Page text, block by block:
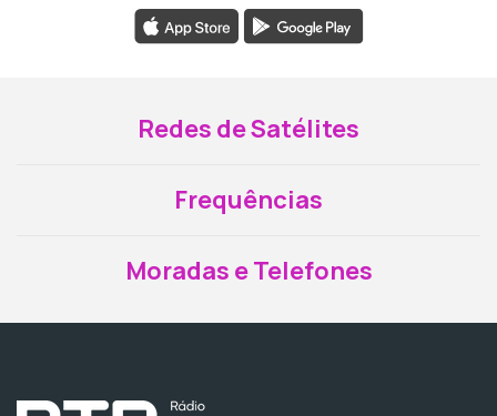
Redes de Satélites
Frequências
Moradas e Telefones